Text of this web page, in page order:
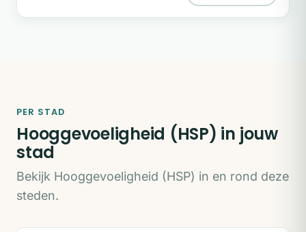
PER STAD
Hooggevoeligheid (HSP) in jouw
stad
Bekijk Hooggevoeligheid (HSP) in en rond deze
steden.